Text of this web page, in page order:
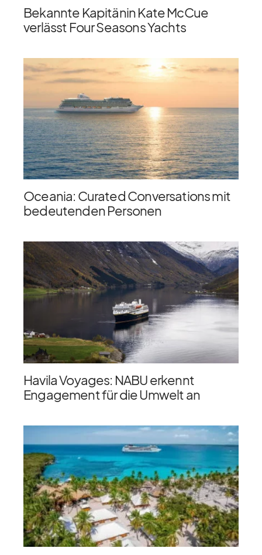
Bekannte Kapitänin Kate McCue
verlässt Four Seasons Yachts
Oceania: Curated Conversations mit
bedeutenden Personen
Havila Voyages: NABU erkennt
Engagement für die Umwelt an